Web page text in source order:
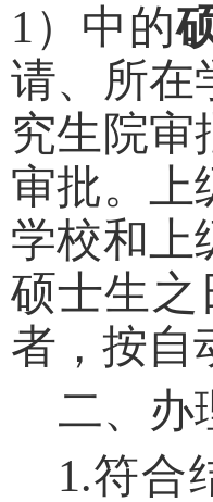
1 ）中的
请、所在
究生院审
审批。上
学校和上
硕士生之
者，按自
二、办
1.符合